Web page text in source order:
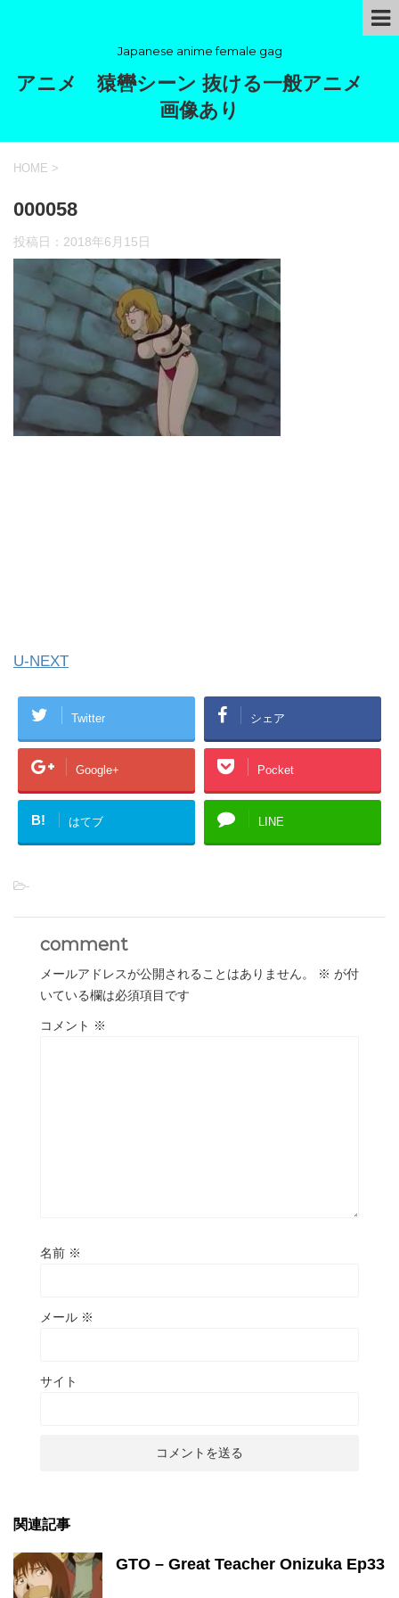
Japanese anime female gag
アニメ 猿轡シーン 抜ける一般アニメ
画像あり
HOME >
000058
投稿日： 2018年6月15日
U-NEXT
Twitter シェア
Google+ Pocket
B! はてブ LINE
-
comment
メールアドレスが公開されることはありません。 ※ が付
いている欄は必須項目です
コメント ※
名前 ※
メール ※
サイト
関連記事
GTO – Great Teacher Onizuka Ep33